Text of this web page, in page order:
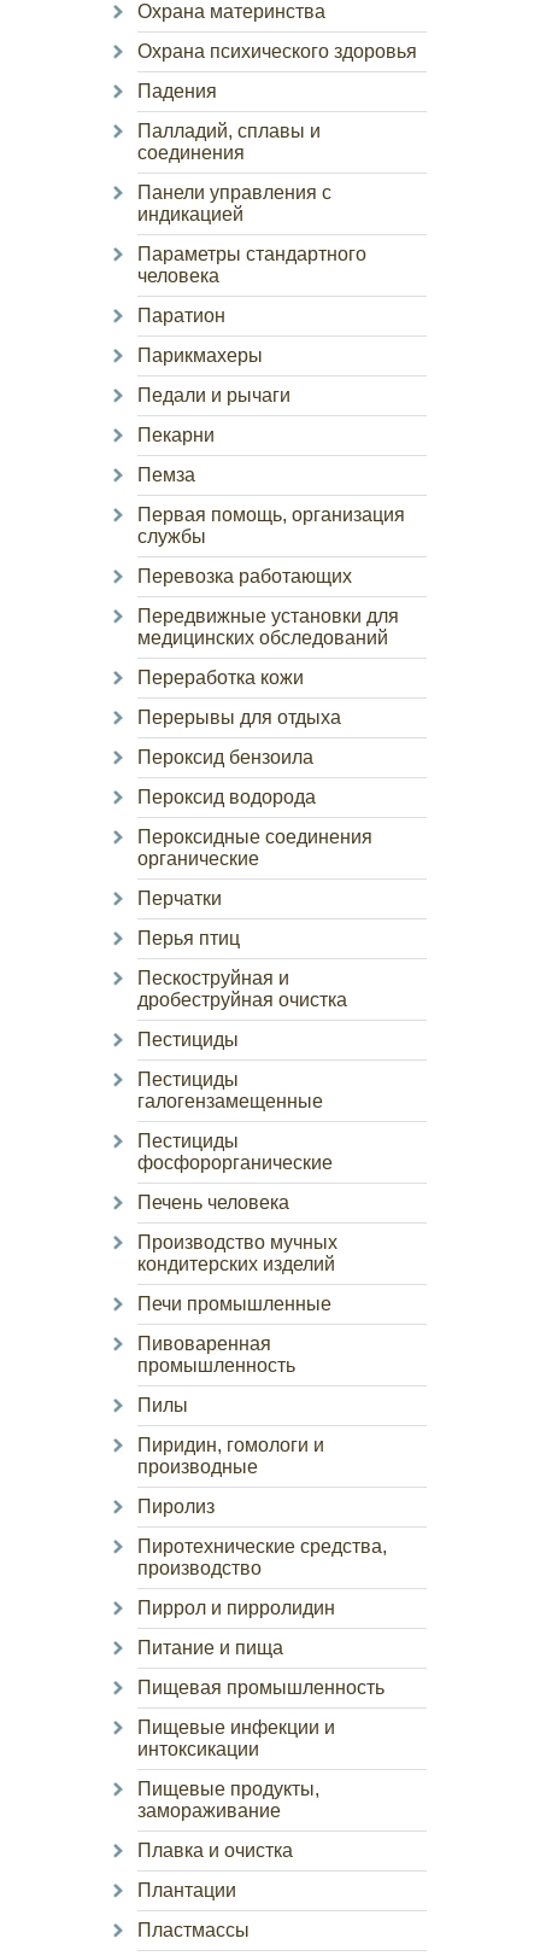
Охрана материнства
Охрана психического здоровья
Падения
Палладий, сплавы и
соединения
Панели управления с
индикацией
Параметры стандартного
человека
Паратион
Парикмахеры
Педали и рычаги
Пекарни
Пемза
Первая помощь, организация
службы
Перевозка работающих
Передвижные установки для
медицинских обследований
Переработка кожи
Перерывы для отдыха
Пероксид бензоила
Пероксид водорода
Пероксидные соединения
органические
Перчатки
Перья птиц
Пескоструйная и
дробеструйная очистка
Пестициды
Пестициды
галогензамещенные
Пестициды
фосфорорганические
Печень человека
Производство мучных
кондитерских изделий
Печи промышленные
Пивоваренная
промышленность
Пилы
Пиридин, гомологи и
производные
Пиролиз
Пиротехнические средства,
производство
Пиррол и пирролидин
Питание и пища
Пищевая промышленность
Пищевые инфекции и
интоксикации
Пищевые продукты,
замораживание
Плавка и очистка
Плантации
Пластмассы